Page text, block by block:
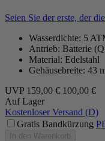
Seien Sie der erste, der
Wasserdichte: 5
Antrieb: Batterie
Material: Edelstahl
Gehäusebreite: 43
UVP 159,00 € 100,00 €
Auf Lager
Kostenloser Versand (D)
Gratis Bandkürzung
In den Warenkorb